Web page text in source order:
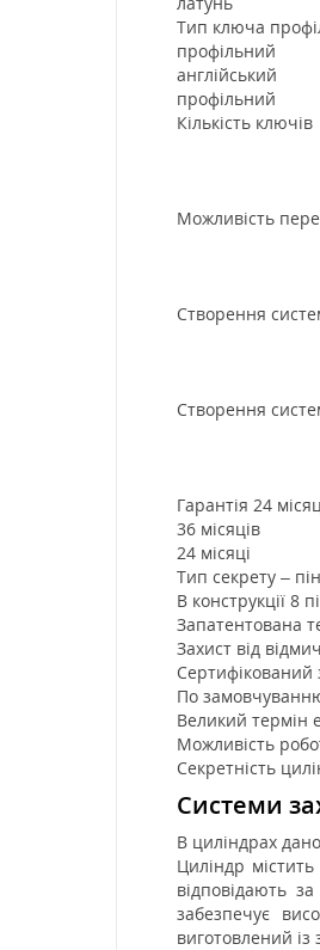
Тип ключа
профільний
англійський
профільний
Кількість ключів
Можливість
Створення
Створення
Гарантія 24
36 місяців
24 місяці
Тип секрету –
В конструкції 8
Запатентована
Захист від
Сертифікований
По
Великий термін
Можливість
Секретність
Системи
В циліндрах
Циліндр
відповідають
забезпечує
виготовлений із